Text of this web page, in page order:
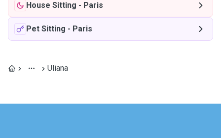
House Sitting - Paris
Pet Sitting - Paris
Uliana